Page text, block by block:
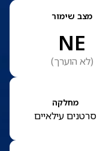
מצב שימור
NE
(לא הוערך)
מחלקה
סרטנים עילאיים